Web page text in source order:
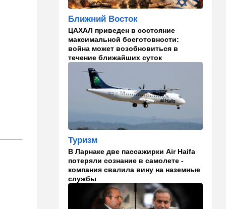
палестинскими строят
"новую модель ООН"
14:55 Израиль
В Израиле опасаются атак
дронов изнутри страны
В мире
WSJ: загнанный в угол Путин
может испытать НАТО на
14:10 В мире
Заложники Сеуты: почему
марокканские подростки не
могут вернуться домой
14:09 Мнения
Несколько минут между
воем сирены и ударом
Ближний Восток
ЦАХАЛ приведен в состояние
максимальной боеготовности:
война может возобновиться в
течение ближайших суток
Туризм
В Ларнаке две пассажирки Air Haifa
потеряли сознание в самолете -
компания свалила вину на наземные
службы